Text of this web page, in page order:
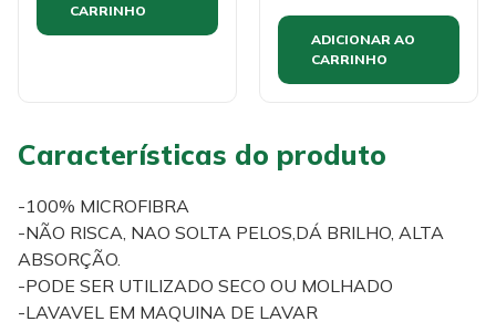
CARRINHO
ADICIONAR AO
CARRINHO
Características do produto
-100% MICROFIBRA
-NÃO RISCA, NAO SOLTA PELOS,DÁ BRILHO, ALTA
ABSORÇÃO.
-PODE SER UTILIZADO SECO OU MOLHADO
-LAVAVEL EM MAQUINA DE LAVAR